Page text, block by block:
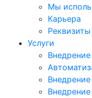
Мы
Карьера
Реквизиты
Услуги
Внедрение